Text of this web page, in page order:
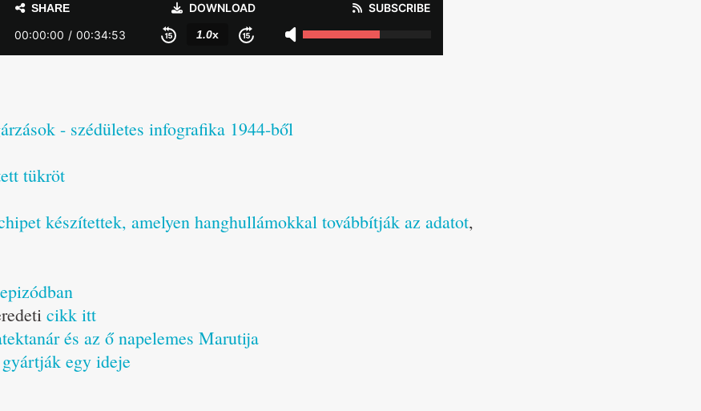
- szédületes infografika 1944-ből
tükröt
készítettek, amelyen hanghullámokkal továbbítják az adatot,
cikk itt
és az ő napelemes Marutija
egy ideje